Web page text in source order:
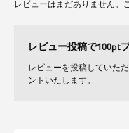
やや厚めで少し落ち感のある
オールシーズン活躍間違いな
レビューはまだありません。
レビュー投稿で100pt
レビューを投稿していた
ントいたします。